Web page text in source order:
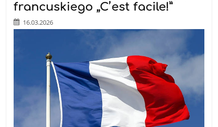
francuskiego „C’est facile!”
16.03.2026